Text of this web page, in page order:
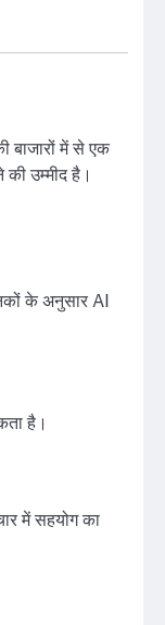
बाजारों में से एक
उम्मीद है।
के अनुसार AI
है।
में सहयोग का